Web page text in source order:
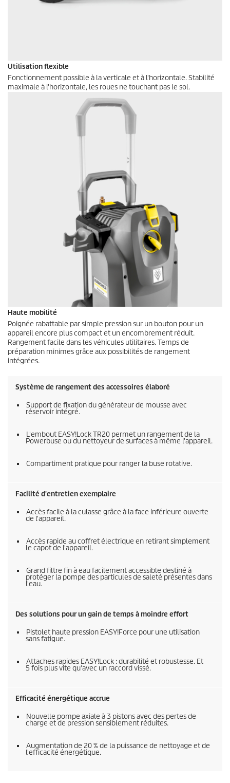
Utilisation flexible
Fonctionnement possible à la verticale et à l'horizontale. Stabilité
maximale à l'horizontale, les roues ne touchant pas le sol.
Haute mobilité
Poignée rabattable par simple pression sur un bouton pour un
appareil encore plus compact et un encombrement réduit.
Rangement facile dans les véhicules utilitaires. Temps de
préparation minimes grâce aux possibilités de rangement
intégrées.
Système de rangement des accessoires élaboré
Support de fixation du générateur de mousse avec
réservoir intégré.
L'embout EASY!LockTR20 permet un rangement de la
Powerbuse ou du nettoyeur de surfaces à même l'appareil.
Compartiment pratique pour ranger la buse rotative.
Facilité d'entretien exemplaire
Accès facile à la culasse grâce à la face inférieure ouverte
de l'appareil.
Accès rapide au coffret électrique en retirant simplement
le capot de l'appareil.
Grand filtre fin à eau facilement accessible destiné à
protéger la pompe des particules de saleté présentes dans
l'eau.
Des solutions pour un gain de temps à moindre effort
Pistolet haute pression EASY!Force pour une utilisation
sans fatigue.
Attaches rapides EASY!Lock : durabilité et robustesse. Et
5 fois plus vite qu'avec un raccord vissé.
Efficacité énergétique accrue
Nouvelle pompe axiale à 3 pistons avec des pertes de
charge et de pression sensiblement réduites.
Augmentation de 20 % de la puissance de nettoyage et de
l'efficacité énergétique.